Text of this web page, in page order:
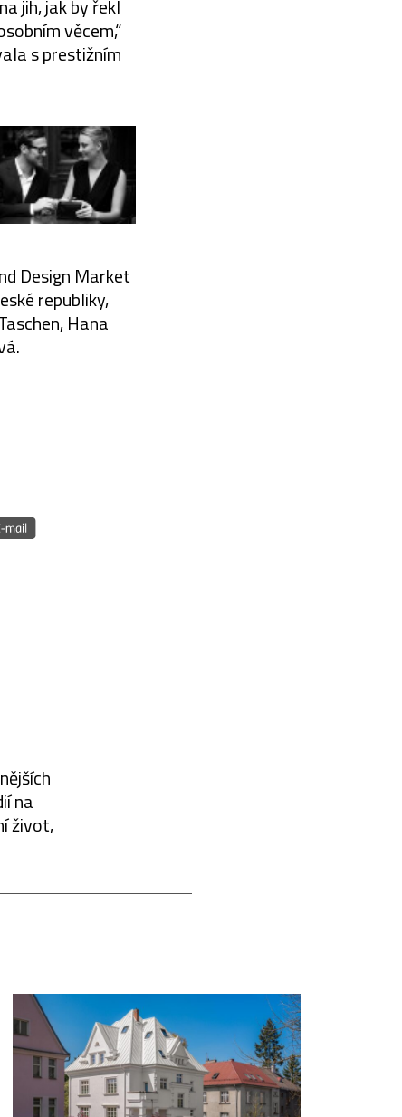
jih, jak by řekl
věcem,“
s prestižním
Design Market
republiky,
Hana
na
život,